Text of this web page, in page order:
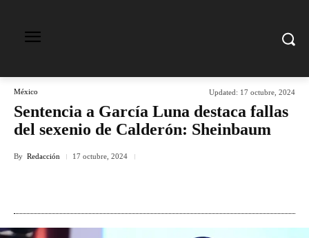
México Updated: 17 octubre, 2024
Sentencia a García Luna destaca fallas
del sexenio de Calderón: Sheinbaum
By Redacción 17 octubre, 2024